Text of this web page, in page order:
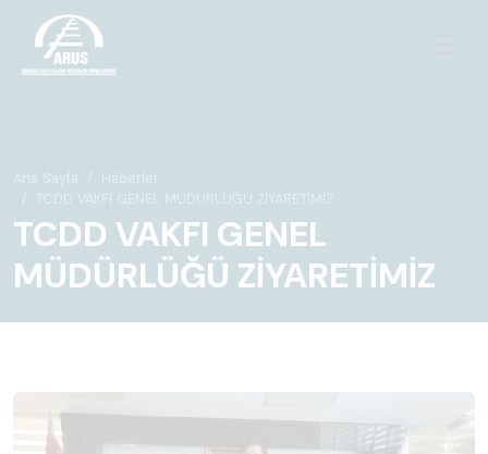
Ana Sayfa
Haberler
TCDD VAKFI GENEL MÜDÜRLÜĞÜ ZİYARETİMİZ
TCDD VAKFI GENEL
MÜDÜRLÜĞÜ ZİYARETİMİZ